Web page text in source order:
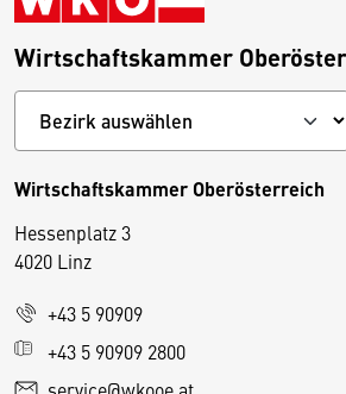
Wirtschaftskammer
Wirtschaftskammer Oberösterreich
Hessenplatz 3
4020 Linz
+43 5 90909
+43 5 90909 2800
D